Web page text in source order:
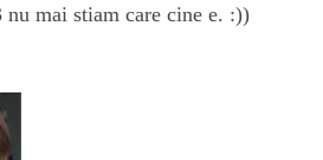
nu mai stiam care cine e. :))